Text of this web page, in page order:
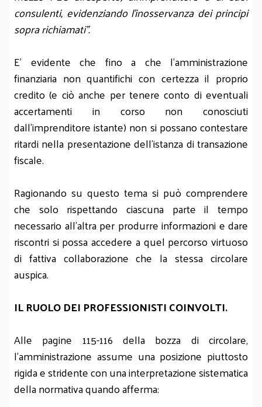
consulenti, evidenziando l’inosservanza dei principi
sopra richiamati”.
E’ evidente che fino a che l’amministrazione
finanziaria non quantifichi con certezza il proprio
credito (e ciò anche per tenere conto di eventuali
accertamenti in corso non conosciuti
dall’imprenditore istante) non si possano contestare
ritardi nella presentazione dell’istanza di transazione
fiscale.
Ragionando su questo tema si può comprendere
che solo rispettando ciascuna parte il tempo
necessario all’altra per produrre informazioni e dare
riscontri si possa accedere a quel percorso virtuoso
di fattiva collaborazione che la stessa circolare
auspica.
IL RUOLO DEI PROFESSIONISTI COINVOLTI.
Alle pagine 115-116 della bozza di circolare,
l’amministrazione assume una posizione piuttosto
rigida e stridente con una interpretazione sistematica
della normativa quando afferma: